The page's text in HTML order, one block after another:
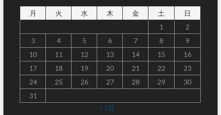
月 火 水 木 金 土
日
1
2
3
4 5 6 7 8
9
10
11 12 13 14 15
16
17
18 19 20 21 22
23
24
25 26 27 28 29
30
31
« 7月